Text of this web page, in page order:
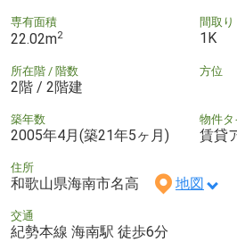
専有面積
22.02m2
間取り
1K
所在階 / 階数
2階 / 2階建
方位
築年数
2005年4月(築21年5ヶ月)
物件タ
賃貸
住所
和歌山県海南市名高 地図
交通
紀勢本線 海南駅 徒歩6分